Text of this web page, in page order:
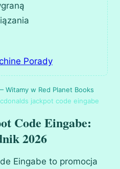
Porady
w Red Planet Books
jackpot code eingabe
Code Eingabe:
2026
Eingabe to promocja